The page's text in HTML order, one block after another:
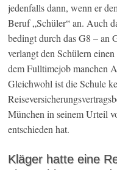
jedenfalls dann, wenn er
Beruf „Schüler“ an. Auch
bedingt durch das G8 – an
verlangt den Schülern
dem Fulltimejob manchen
Gleichwohl ist die Schule
München in seinem Urteil
entschieden hat.
Kläger hatte eine